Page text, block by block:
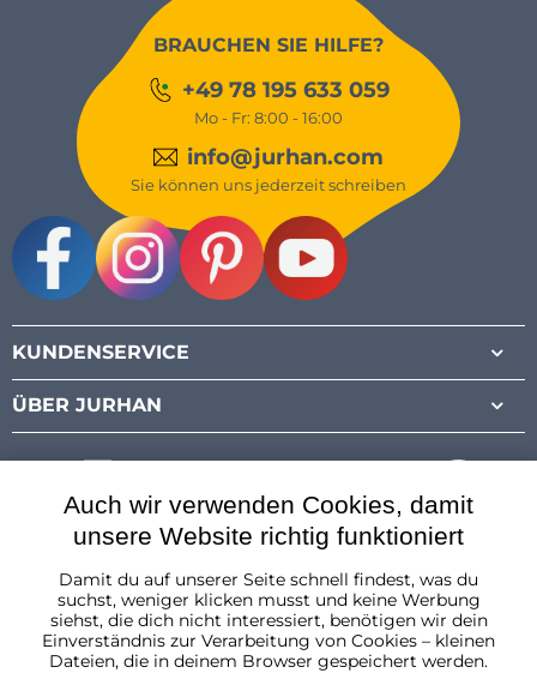
BRAUCHEN SIE HILFE?
+49 78 195 633 059
Mo - Fr: 8:00 - 16:00
info@jurhan.com
Sie können uns jederzeit schreiben
KUNDENSERVICE
ÜBER JURHAN
Österreich
Auch wir verwenden Cookies, damit
unsere Website richtig funktioniert
Damit du auf unserer Seite schnell findest, was du
suchst, weniger klicken musst und keine Werbung
siehst, die dich nicht interessiert, benötigen wir dein
Einverständnis zur Verarbeitung von Cookies – kleinen
Dateien, die in deinem Browser gespeichert werden.